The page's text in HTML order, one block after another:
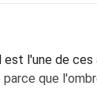
est l'une de
que